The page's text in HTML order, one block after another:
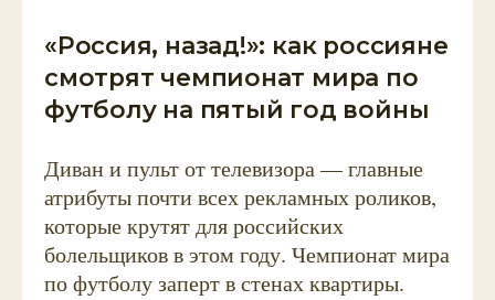
«Россия, назад!»: как россияне
смотрят чемпионат мира по
футболу на пятый год войны
Диван и пульт от телевизора — главные
атрибуты почти всех рекламных роликов,
которые крутят для российских
болельщиков в этом году. Чемпионат мира
по футболу заперт в стенах квартиры.